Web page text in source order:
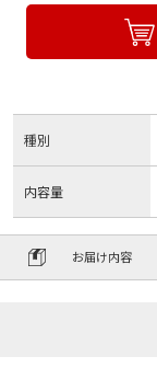
種別
内容量
お届け内容